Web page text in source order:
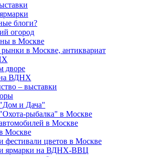
блоги?
огород
в Москве
в Москве, антиквариат
дворе
ВДНХ
– выставки
и Дача"
рыбалка" в Москве
в Москве
Москве
фестивали цветов в Москве
ярмарки на ВДНХ-ВВЦ